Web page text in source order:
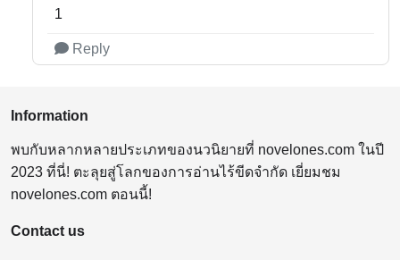
1
Reply
Information
พบกับหลากหลายประเภทของนวนิยายที่ novelones.com ในปี
2023 ที่นี่! ตะลุยสู่โลกของการอ่านไร้ขีดจำกัด เยี่ยมชม
novelones.com ตอนนี้!
Contact us